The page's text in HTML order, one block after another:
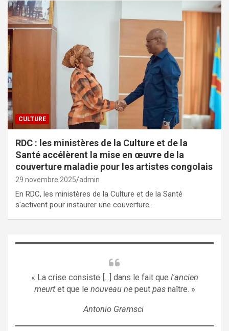
CULTURE
RDC : les ministères de la Culture et de la
Santé accélèrent la mise en œuvre de la
couverture maladie pour les artistes congolais
29 novembre 2025 admin
En RDC, les ministères de la Culture et de la Santé
s'activent pour instaurer une couverture…
« La crise consiste [...] dans le fait que l'ancien
meurtet que le nouveau nepeut pasnaître. »
Antonio Gramsci